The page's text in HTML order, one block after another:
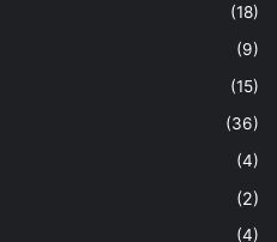
(18)
(9)
(15)
(36)
(4)
(2)
(4)